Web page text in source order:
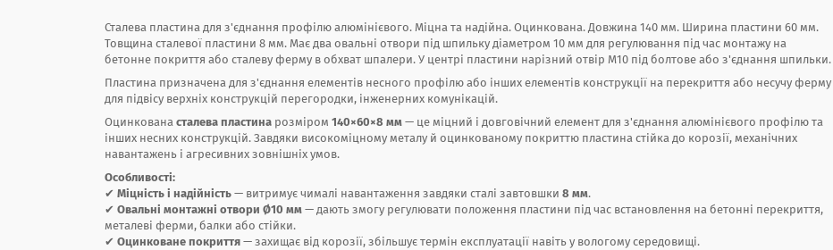
Сталева пластина для з'єднання профілю алюмінієвого. Міцна та надійна. Оцинкована. Довжина 140 мм. Ширина пластини 60 мм.
Товщина сталевої пластини 8 мм. Має два овальні отвори під шпильку діаметром 10 мм для регулювання під час монтажу на
бетонне покриття або сталеву ферму в обхват шпалери. У центрі пластини нарізний отвір М10 під болтове або з'єднання шпильки.
Пластина призначена для з'єднання елементів несного профілю або інших елементів конструкції на перекриття або несучу ферму
для підвісу верхніх конструкцій перегородки, інженерних комунікацій.
Оцинкована сталева пластина розміром 140×60×8 мм — це міцний і довговічний елемент для з'єднання алюмінієвого профілю та
інших несних конструкцій. Завдяки високоміцному металу й оцинкованому покриттю пластина стійка до корозії, механічних
навантажень і агресивних зовнішніх умов.
Особливості:
✔ Міцність і надійність — витримує чималі навантаження завдяки сталі завтовшки 8 мм.
✔ Овальні монтажні отвори Ø10 мм — дають змогу регулювати положення пластини під час встановлення на бетонні перекриття,
металеві ферми, балки або стійки.
✔ Оцинковане покриття — захищає від корозії, збільшує термін експлуатації навіть у вологому середовищі.